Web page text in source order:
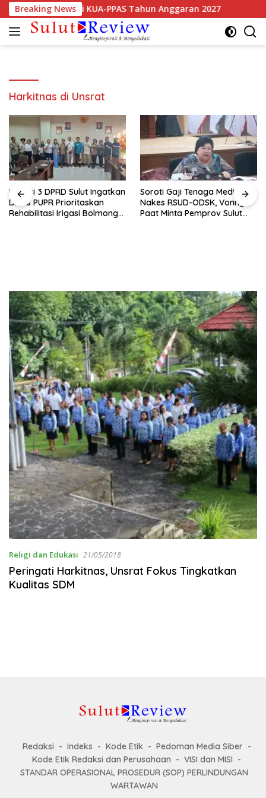
Langsung
ke
konten
Breaking News
Sepakati KUA-PPAS Tahun Anggaran 2027
Harkitnas di Unsrat
Komisi 3 DPRD Sulut Ingatkan
Dinas PUPR Prioritaskan
Rehabilitasi Irigasi Bolmong
Soroti Gaji Tenaga Medis dan
Nakes RSUD-ODSK, Vonny
Paat Minta Pemprov Sulut
Religi dan Edukasi 21/05/2018
Peringati Harkitnas, Unsrat Fokus Tingkatkan
Kualitas SDM
Redaksi Indeks Kode Etik
Pedoman Media Siber
Kode Etik Redaksi dan Perusahaan
VISI dan MISI
STANDAR OPERASIONAL PROSEDUR (SOP) PERLINDUNGAN
WARTAWAN